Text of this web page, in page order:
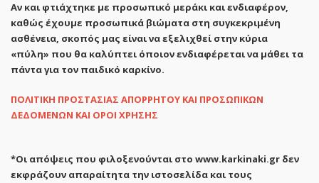
Αν και φτιάχτηκε με προσωπικό μεράκι και ενδιαφέρον,
καθώς έχουμε προσωπικά βιώματα στη συγκεκριμένη
ασθένεια, σκοπός μας είναι να εξελιχθεί στην κύρια
«πύλη» που θα καλύπτει όποιον ενδιαφέρεται να μάθει τα
πάντα για τον παιδικό καρκίνο.
ΠΟΛΙΤΙΚΗ ΠΡΟΣΤΑΣΙΑΣ ΑΠΟΡΡΗΤΟΥ ΚΑΙ ΠΡΟΣΩΠΙΚΩΝ
ΔΕΔΟΜΕΝΩΝ ΚΑΙ ΟΡΟΙ ΧΡΗΣΗΣ
*Οι απόψεις που φιλοξενούνται στο www.karkinaki.gr δεν
εκφράζουν απαραίτητα την ιστοσελίδα και τους